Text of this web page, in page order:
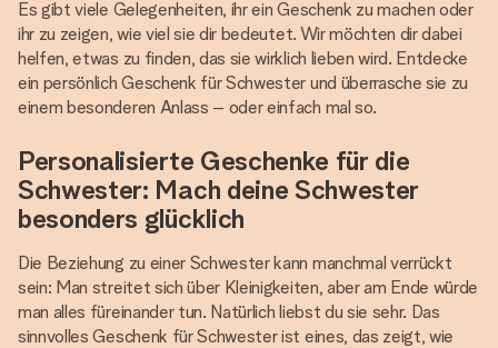
Es gibt viele Gelegenheiten, ihr ein Geschenk zu machen oder
ihr zu zeigen, wie viel sie dir bedeutet. Wir möchten dir dabei
helfen, etwas zu finden, das sie wirklich lieben wird. Entdecke
ein persönlich Geschenk für Schwester und überrasche sie zu
einem besonderen Anlass – oder einfach mal so.
Personalisierte Geschenke für die
Schwester: Mach deine Schwester
besonders glücklich
Die Beziehung zu einer Schwester kann manchmal verrückt
sein: Man streitet sich über Kleinigkeiten, aber am Ende würde
man alles füreinander tun. Natürlich liebst du sie sehr. Das
sinnvolles Geschenk für Schwester ist eines, das zeigt, wie